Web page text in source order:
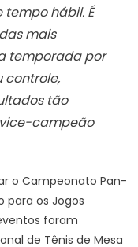
tempo hábil. É
mais
temporada por
controle,
tão
campeão
o Campeonato Pan-
para os Jogos
foram
de Tênis de Mesa